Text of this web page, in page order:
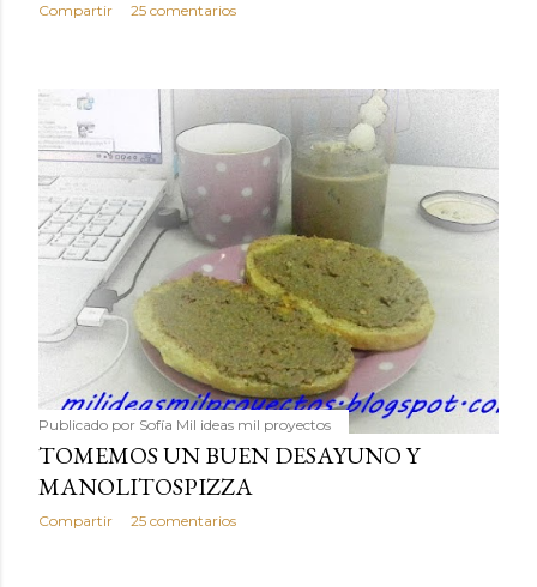
Compartir 25 comentarios
Publicado por Sofía Mil ideas mil proyectos
TOMEMOS UN BUEN DESAYUNO Y
MANOLITOSPIZZA
Compartir 25 comentarios